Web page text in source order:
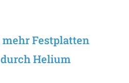
Festplatten
Helium